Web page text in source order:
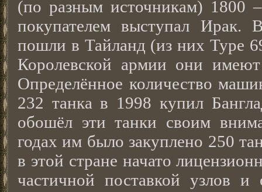
(по разным источникам) 1800
покупателем выступал Ирак.
пошли в Тайланд (из них Type
Королевской армии они
Определённое количество
232 танка в 1998 купил
обошёл эти танки своим
годах им было закуплено 250
в этой стране начато
частичной поставкой узлов и